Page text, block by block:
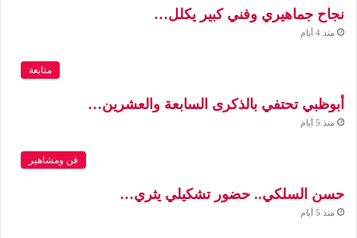
نجاح جماهيري وفني كبير يكلل…
منذ 4 أيام
متابعة
أبوظبي تحتفي بالذكرى السابعة والعشرين…
منذ 5 أيام
فن ومشاهير
حسن السلكي.. حضور تشكيلي يثري…
منذ 5 أيام